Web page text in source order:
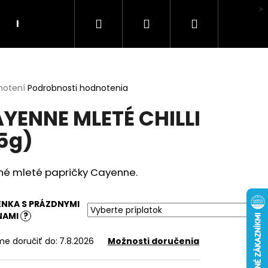
Hodnotenie obchoduHľadať PrihlásenieNákupný
Podrobnosti hodnotenia
MLETÉ CHILLI
mleté papričky Cayenne.
S PRÁZDNYMI
?
doručiť do: 7.8.2026 Možnosti doručenia
MA HUBA"